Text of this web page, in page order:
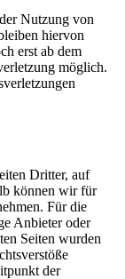
Nutzung von
hiervon
erst ab dem
möglich.
Dritter, auf
können wir für
Für die
Anbieter oder
Seiten wurden
der